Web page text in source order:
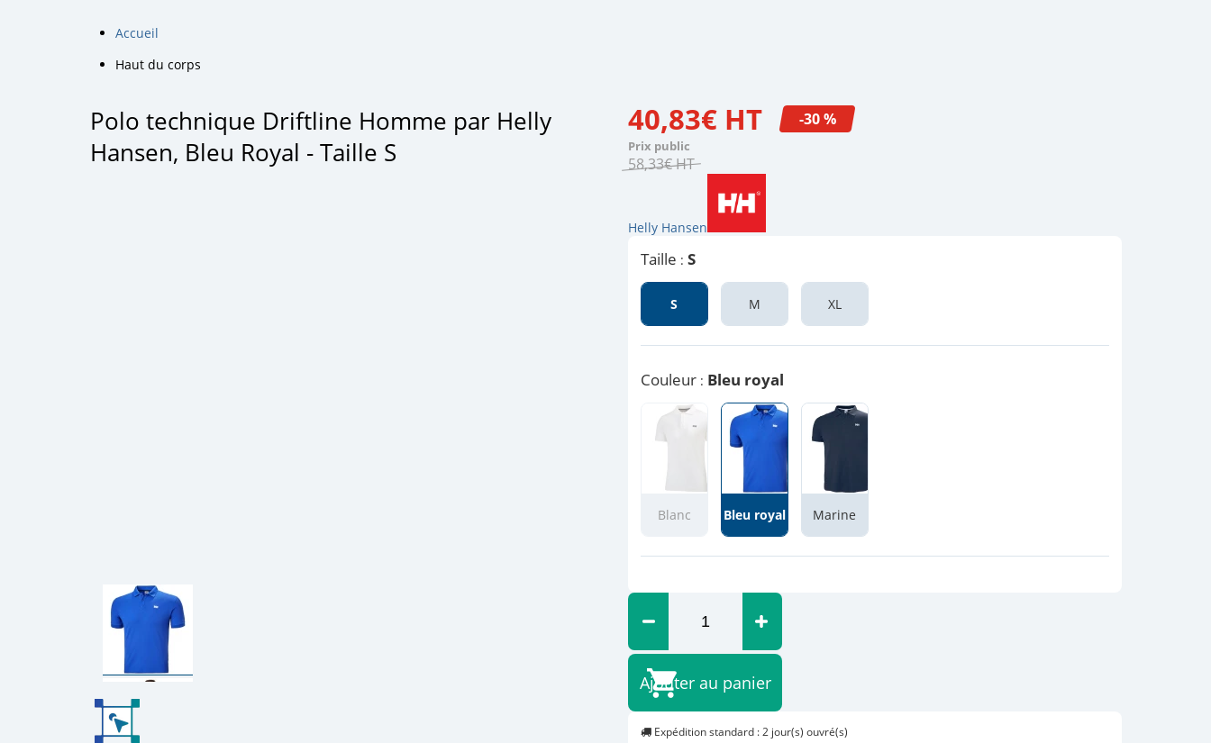
Accueil
Haut du corps
Polo technique Driftline Homme par Helly
Hansen, Bleu Royal - Taille S
40,83€ HT
Prix public
58,33€HT
-30 %
Helly Hansen
Taille : S
S M XL
Couleur : Bleu royal
Blanc Bleu royal Marine
Ajouter au panier
Expédition standard : 2 jour(s) ouvré(s)